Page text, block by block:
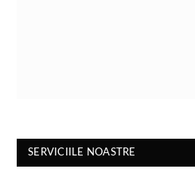
SERVICIILE NOASTRE